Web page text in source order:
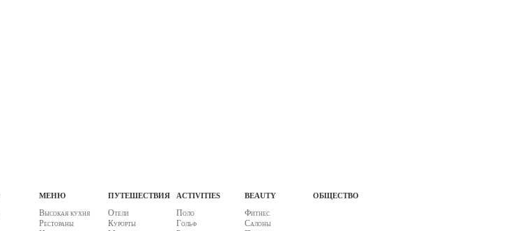
меню
Высокая кухня
Рестораны
путешествия
Отели
Курорты
activities
Поло
Гольф
beauty
Фитнес
Салоны
общество